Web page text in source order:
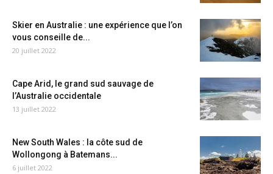
Skier en Australie : une expérience que l’on
vous conseille de...
20 juillet 2022
Cape Arid, le grand sud sauvage de
l’Australie occidentale
13 juillet 2022
New South Wales : la côte sud de
Wollongong à Batemans...
6 juillet 2022